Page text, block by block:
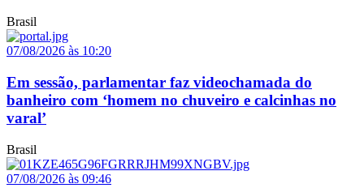
Brasil
07/08/2026 às 10:20
Em sessão, parlamentar faz videochamada do
banheiro com ‘homem no chuveiro e calcinhas no
varal’
Brasil
07/08/2026 às 09:46